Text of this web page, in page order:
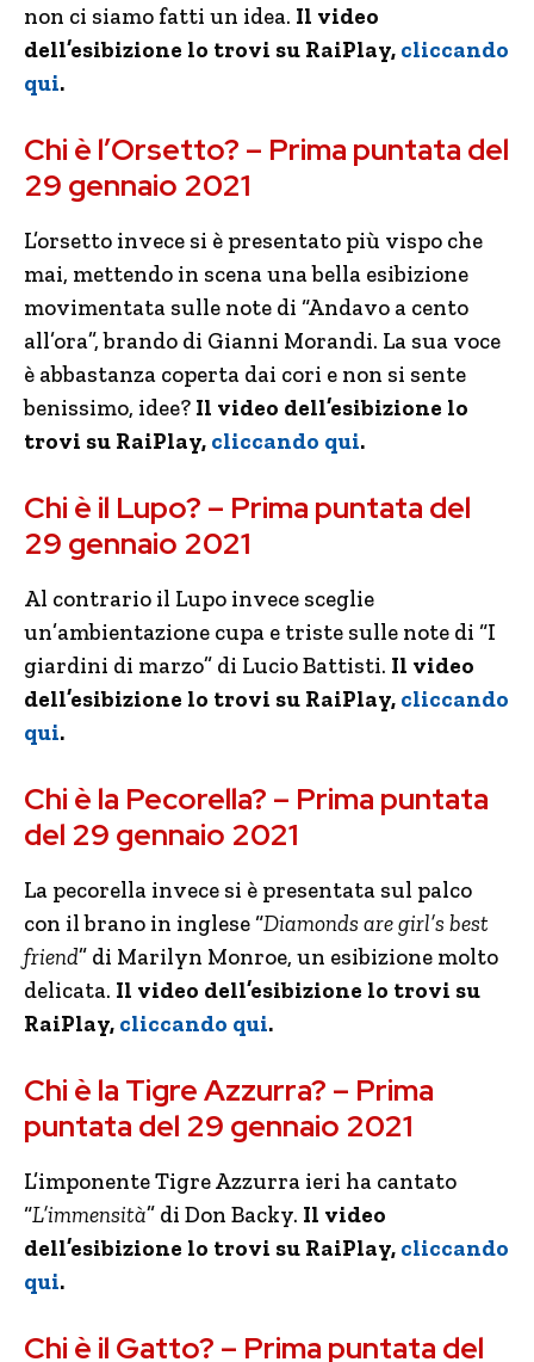
non ci siamo fatti un idea. Il video
dell’esibizione lo trovi su RaiPlay, cliccando
qui.
Chi è l’Orsetto? – Prima puntata del
29 gennaio 2021
L’orsetto invece si è presentato più vispo che
mai, mettendo in scena una bella esibizione
movimentata sulle note di “Andavo a cento
all’ora”, brando di Gianni Morandi. La sua voce
è abbastanza coperta dai cori e non si sente
benissimo, idee? Il video dell’esibizione lo
trovi su RaiPlay, cliccando qui.
Chi è il Lupo? – Prima puntata del
29 gennaio 2021
Al contrario il Lupo invece sceglie
un’ambientazione cupa e triste sulle note di “I
giardini di marzo” di Lucio Battisti. Il video
dell’esibizione lo trovi su RaiPlay, cliccando
qui.
Chi è la Pecorella? – Prima puntata
del 29 gennaio 2021
La pecorella invece si è presentata sul palco
con il brano in inglese “Diamonds are girl’s best
friend” di Marilyn Monroe, un esibizione molto
delicata. Il video dell’esibizione lo trovi su
RaiPlay, cliccando qui.
Chi è la Tigre Azzurra? – Prima
puntata del 29 gennaio 2021
L’imponente Tigre Azzurra ieri ha cantato
“L’immensità” di Don Backy. Il video
dell’esibizione lo trovi su RaiPlay, cliccando
qui.
Chi è il Gatto? – Prima puntata del